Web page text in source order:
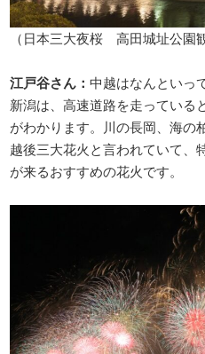
（日本三大夜桜 高田城址公園
江戸谷さん：中越はなんといっ
新潟は、高速道路を走っている
がわかります。川の長岡、海の
越後三大花火と言われていて、
が来るおすすめの花火です。